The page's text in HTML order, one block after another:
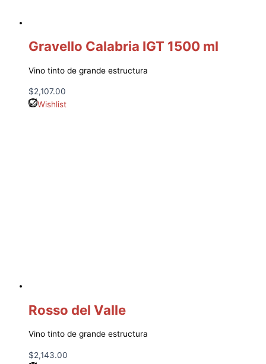
Gravello Calabria IGT 1500 ml
Vino tinto de grande estructura
$2,107.00
Wishlist
Rosso del Valle
Vino tinto de grande estructura
$2,143.00